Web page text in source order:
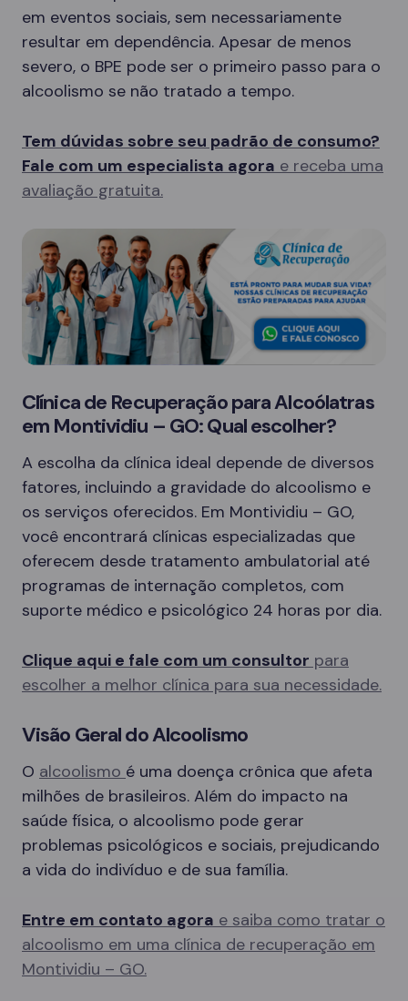
em eventos sociais, sem necessariamente
resultar em dependência. Apesar de menos
severo, o BPE pode ser o primeiro passo para o
alcoolismo se não tratado a tempo.
Tem dúvidas sobre seu padrão de consumo?
Fale com um especialista agora e receba uma
avaliação gratuita.
Clínica de Recuperação para Alcoólatras
em Montividiu – GO: Qual escolher?
A escolha da clínica ideal depende de diversos
fatores, incluindo a gravidade do alcoolismo e
os serviços oferecidos. Em Montividiu – GO,
você encontrará clínicas especializadas que
oferecem desde tratamento ambulatorial até
programas de internação completos, com
suporte médico e psicológico 24 horas por dia.
Clique aqui e fale com um consultor para
escolher a melhor clínica para sua necessidade.
Visão Geral do Alcoolismo
O alcoolismo é uma doença crônica que afeta
milhões de brasileiros. Além do impacto na
saúde física, o alcoolismo pode gerar
problemas psicológicos e sociais, prejudicando
a vida do indivíduo e de sua família.
Entre em contato agora e saiba como tratar o
alcoolismo em uma clínica de recuperação em
Montividiu – GO.